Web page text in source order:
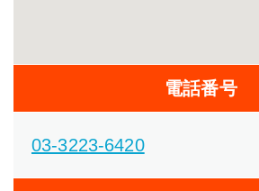
電話番号
03-3223-6420